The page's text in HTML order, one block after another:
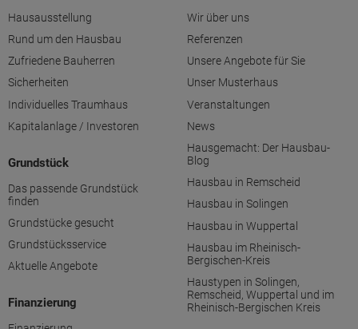
Hausausstellung
Rund um den Hausbau
Zufriedene Bauherren
Sicherheiten
Individuelles Traumhaus
Kapitalanlage / Investoren
Grundstück
Das passende Grundstück
finden
Grundstücke gesucht
Grundstücksservice
Aktuelle Angebote
Finanzierung
Wir über uns
Referenzen
Unsere Angebote für Sie
Unser Musterhaus
Veranstaltungen
News
Hausgemacht: Der Hausbau-
Blog
Hausbau in Remscheid
Hausbau in Solingen
Hausbau in Wuppertal
Hausbau im Rheinisch-
Bergischen-Kreis
Haustypen in Solingen,
Remscheid, Wuppertal und im
Rheinisch-Bergischen Kreis